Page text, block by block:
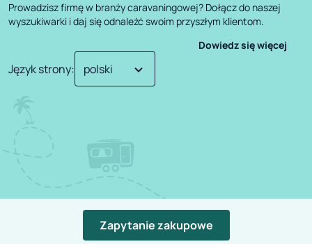
Zapytanie zakupowe
Prowadzisz firmę w branży caravaningowej? Dołącz do naszej
wyszukiwarki i daj się odnaleźć swoim przyszłym klientom.
Dowiedz się więcej
Język strony:
2026CampRest.
All Rights Reserved
Polityka Prywatności
Regulamin